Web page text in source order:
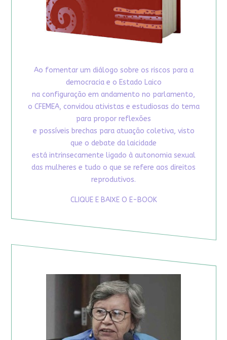
Ao fomentar um diálogo sobre os riscos para a
democracia e o Estado Laico
na configuração em andamento no parlamento,
o CFEMEA, convidou ativistas e estudiosas do tema
para propor reflexões
e possíveis brechas para atuação coletiva, visto
que o debate da laicidade
está intrinsecamente ligado à autonomia sexual
das mulheres e tudo o que se refere aos direitos
reprodutivos.
CLIQUE E BAIXE O E-BOOK